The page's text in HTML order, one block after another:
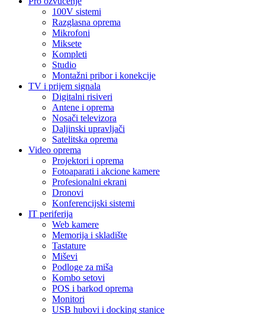
100V sistemi
Razglasna oprema
Mikrofoni
Miksete
Kompleti
Studio
Montažni pribor i konekcije
TV i prijem signala
Digitalni risiveri
Antene i oprema
Nosači televizora
Daljinski upravljači
Satelitska oprema
Video oprema
Projektori i oprema
Fotoaparati i akcione kamere
Profesionalni ekrani
Dronovi
Konferencijski sistemi
IT periferija
Web kamere
Memorija i skladište
Tastature
Miševi
Podloge za miša
Kombo setovi
POS i barkod oprema
Monitori
USB hubovi i docking stanice